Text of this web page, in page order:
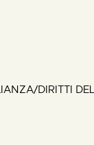
DIRITTI